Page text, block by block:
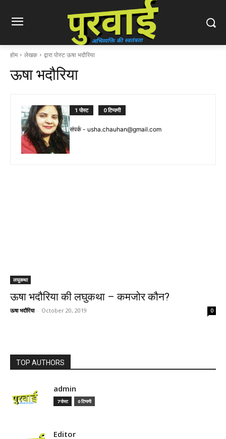
होम लेखक द्वारा पोस्ट ऊषा भदौरिया
ऊषा भदौरिया
1 पोस्ट 0 टिप्पणी
संपर्क - usha.chauhan@gmail.com
लघुकथा
ऊषा भदौरिया की लघुकथा – कमजोर कौन?
ऊषा भदौरिया - October 20, 2019 0
TOP AUTHORS
admin
7 पोस्ट 0 टिप्पणी
Editor